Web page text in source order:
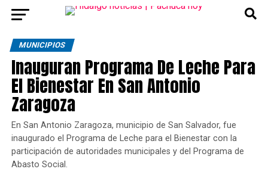
MUNICIPIOS
Inauguran Programa De Leche Para
El Bienestar En San Antonio
Zaragoza
En San Antonio Zaragoza, municipio de San Salvador, fue
inaugurado el Programa de Leche para el Bienestar con la
participación de autoridades municipales y del Programa de
Abasto Social.